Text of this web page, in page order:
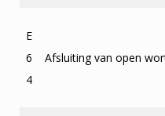
E
6
4
Afsluiting van open